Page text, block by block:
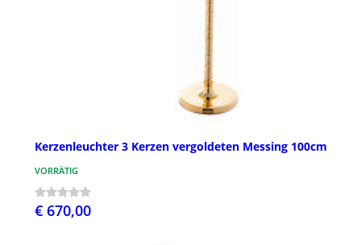
Kerzenleuchter 3 Kerzen vergoldeten Messing 100cm
VORRÄTIG
€ 670,00